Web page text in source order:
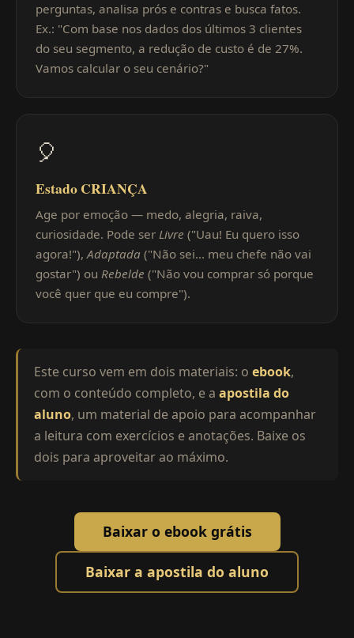
perguntas, analisa prós e contras e busca fatos.
Ex.: "Com base nos dados dos últimos 3 clientes
do seu segmento, a redução de custo é de 27%.
Vamos calcular o seu cenário?"
🎈
Estado CRIANÇA
Age por emoção — medo, alegria, raiva,
curiosidade. Pode ser Livre ("Uau! Eu quero isso
agora!"),Adaptada ("Não sei... meu chefe não vai
gostar") ou Rebelde ("Não vou comprar só porque
você quer que eu compre").
Este curso vem em dois materiais: o ebook,
com o conteúdo completo, e a apostila do
aluno, um material de apoio para acompanhar
a leitura com exercícios e anotações. Baixe os
dois para aproveitar ao máximo.
Baixar o ebook grátis
Baixar a apostila do aluno